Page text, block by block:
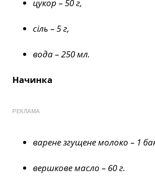
цукор – 50 г,
сіль – 5 г,
вода – 250 мл.
Начинка
РЕКЛАМА
варене згущене молоко – 1
вершкове масло – 60 г.